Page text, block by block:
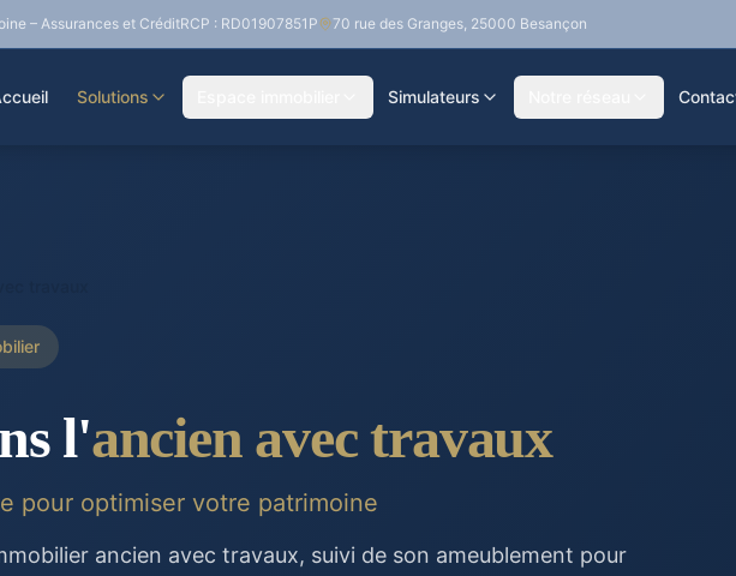
– Assurances et CréditRCP : RD01907851P 70 rue des Granges, 25000 Besançon
Solutions Simulateurs
l'ancien avec travaux
pour optimiser votre patrimoine
ancien avec travaux, suivi de son ameublement pour